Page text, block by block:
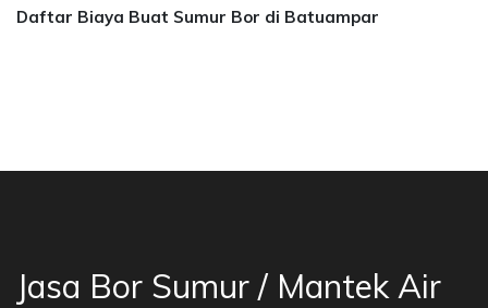
Daftar Biaya Buat Sumur Bor di Batuampar
Jasa Bor Sumur / Mantek Air